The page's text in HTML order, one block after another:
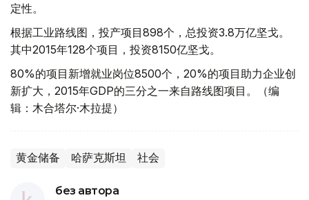
定性。
根据工业路线图，投产项目898个，总投资3.8万亿坚戈。
其中2015年128个项目，投资8150亿坚戈。
80%的项目新增就业岗位8500个，20%的项目助力企业创
新扩大，2015年GDP的三分之一来自路线图项目。（编
辑：木合塔尔·木拉提）
黄金储备 哈萨克斯坦 社会
без автора